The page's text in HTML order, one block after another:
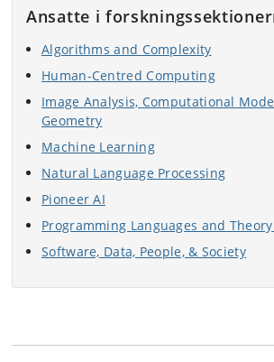
Ansatte i
Algorithms and Complexity
Human-Centred Computing
Image Analysis, Computational
Geometry
Machine Learning
Natural Language Processing
Pioneer AI
Programming Languages and
Software, Data, People, & Society